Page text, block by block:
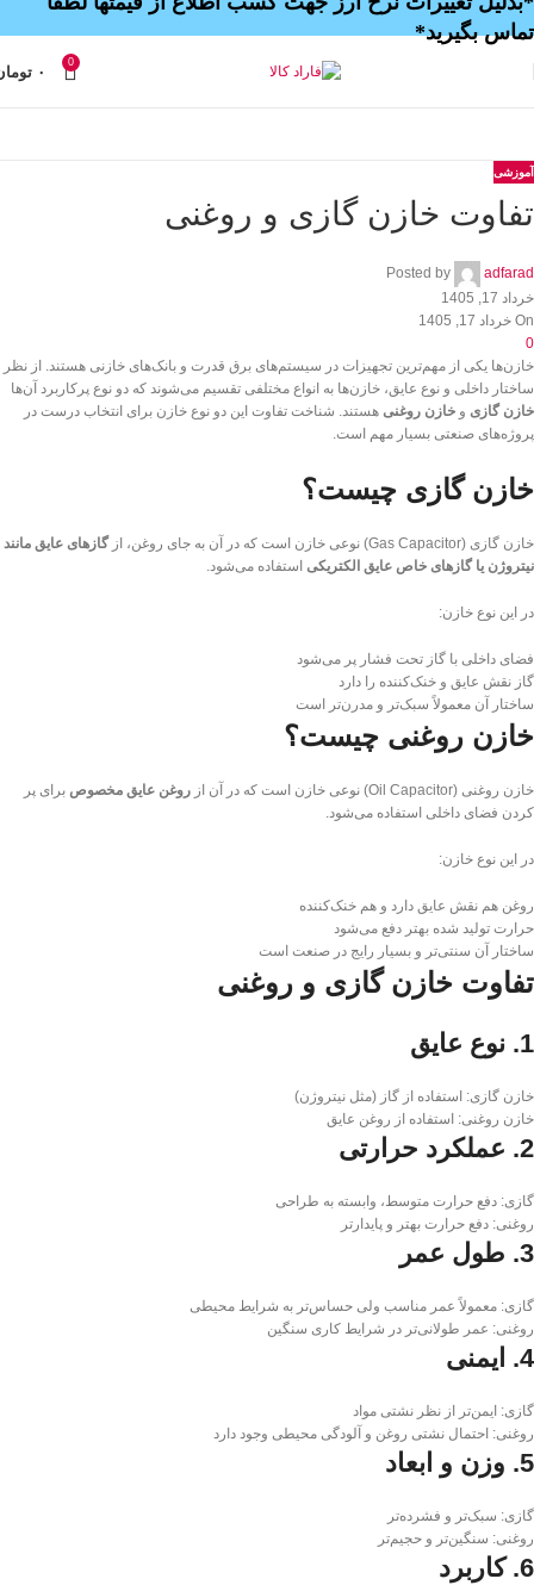
تماس بگیرید*
0
۰
آموزشی
تفاوت خازن گازی و روغنی
Posted by
adfarad
خرداد 17, 1405
On خرداد 17, 1405
0
خازن‌ها یکی از مهم‌ترین تجهیزات در سیستم‌های برق قدرت و بانک‌های خازنی هستند. از نظر
ساختار داخلی و نوع عایق، خازن‌ها به انواع مختلفی تقسیم می‌شوند که دو نوع پرکاربرد آن‌ها
خازن گازی و خازن روغنی هستند. شناخت تفاوت این دو نوع خازن برای انتخاب درست در
پروژه‌های صنعتی بسیار مهم است.
خازن گازی چیست؟
خازن گازی (Gas Capacitor) نوعی خازن است که در آن به جای روغن، از
گازهای عایق مانند
نیتروژن یا گازهای خاص عایق الکتریکی استفاده می‌شود.
در این نوع خازن:
فضای داخلی با گاز تحت فشار پر می‌شود
گاز نقش عایق و خنک‌کننده را دارد
ساختار آن معمولاً سبک‌تر و مدرن‌تر است
خازن روغنی چیست؟
خازن روغنی (Oil Capacitor) نوعی خازن است که در آن از روغن عایق مخصوص برای پر
کردن فضای داخلی استفاده می‌شود.
در این نوع خازن:
روغن هم نقش عایق دارد و هم خنک‌کننده
حرارت تولید شده بهتر دفع می‌شود
ساختار آن سنتی‌تر و بسیار رایج در صنعت است
تفاوت خازن گازی و روغنی
1. نوع عایق
خازن گازی: استفاده از گاز (مثل نیتروژن)
خازن روغنی: استفاده از روغن عایق
2. عملکرد حرارتی
گازی: دفع حرارت متوسط، وابسته به طراحی
روغنی: دفع حرارت بهتر و پایدارتر
3. طول عمر
گازی: معمولاً عمر مناسب ولی حساس‌تر به شرایط محیطی
روغنی: عمر طولانی‌تر در شرایط کاری سنگین
4. ایمنی
گازی: ایمن‌تر از نظر نشتی مواد
روغنی: احتمال نشتی روغن و آلودگی محیطی وجود دارد
5. وزن و ابعاد
گازی: سبک‌تر و فشرده‌تر
روغنی: سنگین‌تر و حجیم‌تر
6. کاربرد